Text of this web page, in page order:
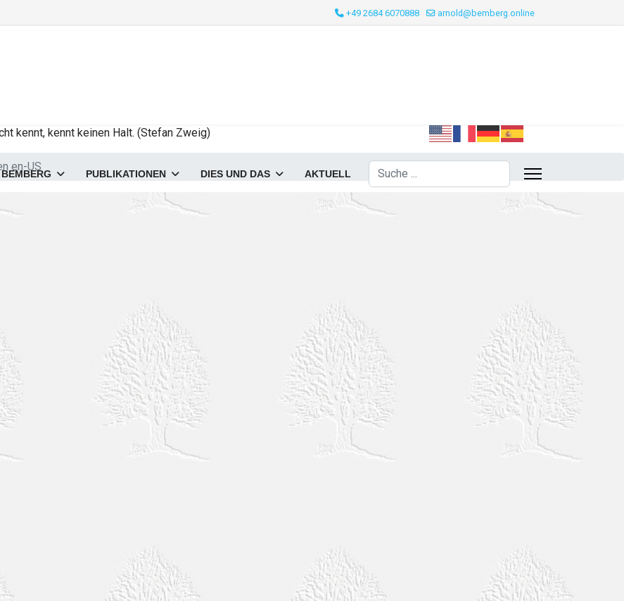
+49 2684 6070888 arnold@bemberg.online
PUBLIKATIONEN DIES UND DAS AKTUELL Suchen
kennt, kennt keinen Halt. (Stefan Zweig)
en-US